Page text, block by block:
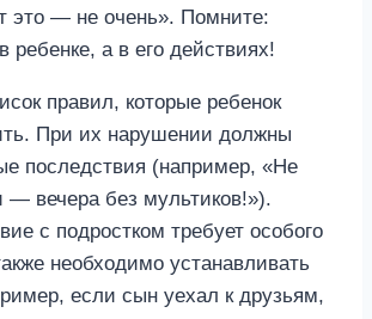
это — не очень». Помните:
ребенке, а в его действиях!
правил, которые ребенок
При их нарушении должны
последствия (например, «Не
— вечера без мультиков!»).
с подростком требует особого
необходимо устанавливать
если сын уехал к друзьям,